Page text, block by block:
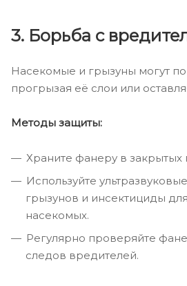
3. Борьба с
Насекомые и грызуны могут
прогрызая её слои или
Методы защиты:
Храните фанеру в
Используйте
грызунов и инсектициды
насекомых.
Регулярно проверяйте
следов вредителей.